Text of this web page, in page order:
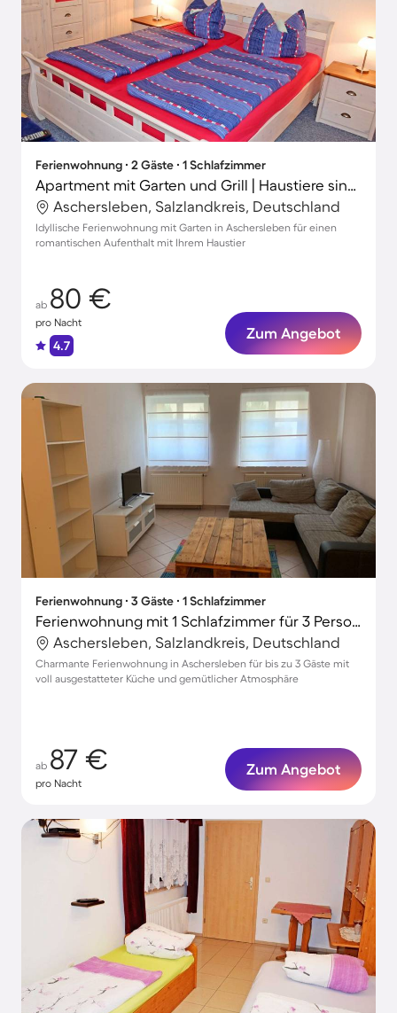
Ferienwohnung ∙ 2 Gäste ∙ 1 Schlafzimmer
Apartment mit Garten und Grill | Haustiere sind willkommen
Aschersleben, Salzlandkreis, Deutschland
Idyllische Ferienwohnung mit Garten in Aschersleben für einen
romantischen Aufenthalt mit Ihrem Haustier
ab 80 €
pro Nacht
4.7
Zum Angebot
Ferienwohnung ∙ 3 Gäste ∙ 1 Schlafzimmer
Ferienwohnung mit 1 Schlafzimmer für 3 Personen
Aschersleben, Salzlandkreis, Deutschland
Charmante Ferienwohnung in Aschersleben für bis zu 3 Gäste mit
voll ausgestatteter Küche und gemütlicher Atmosphäre
ab 87 €
pro Nacht
Zum Angebot